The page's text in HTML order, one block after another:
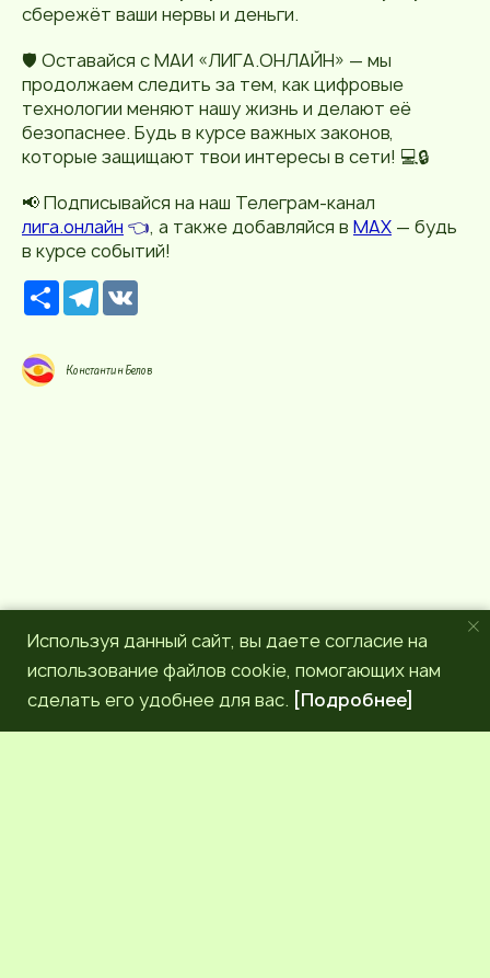
сбережёт ваши нервы и деньги.
🛡️ Оставайся с МАИ «ЛИГА.ОНЛАЙН» — мы
продолжаем следить за тем, как цифровые
технологии меняют нашу жизнь и делают её
безопаснее. Будь в курсе важных законов,
которые защищают твои интересы в сети! 💻🔒
📢 Подписывайся на наш Телеграм-канал
лига.онлайн 👈, а также добавляйся в MAX — будь
в курсе событий!
Р
е
с
р
с
T
e
r
Константин Белов
Используя данный сайт, вы даете согласие на
использование файлов cookie, помогающих нам
сделать его удобнее для вас. [Подробнее]